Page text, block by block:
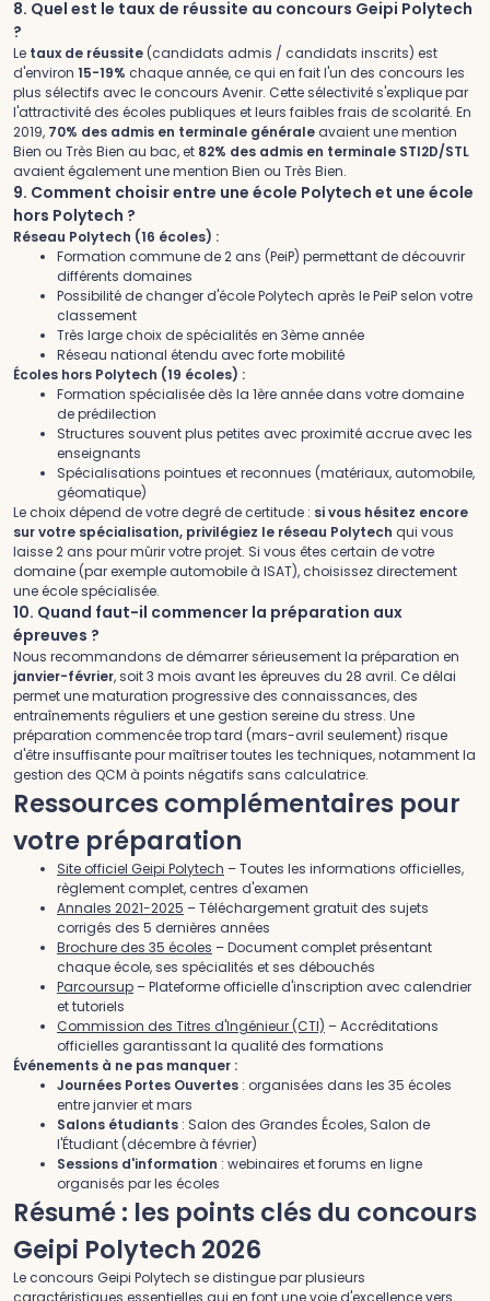
8. Quel est le taux de réussite au concours Geipi Polytech
?
Le taux de réussite (candidats admis / candidats inscrits) est
d'environ 15-19% chaque année, ce qui en fait l'un des concours les
plus sélectifs avec le concours Avenir. Cette sélectivité s'explique par
l'attractivité des écoles publiques et leurs faibles frais de scolarité. En
2019, 70% des admis en terminale généraleavaient une mention
Bien ou Très Bien au bac, et 82% des admis en terminale STI2D/STL
avaient également une mention Bien ou Très Bien.
9. Comment choisir entre une école Polytech et une école
hors Polytech ?
Réseau Polytech (16 écoles) :
Formation commune de 2 ans (PeiP) permettant de découvrir
différents domaines
Possibilité de changer d'école Polytech après le PeiP selon votre
classement
Très large choix de spécialités en 3ème année
Réseau national étendu avec forte mobilité
Écoles hors Polytech (19 écoles) :
Formation spécialisée dès la 1ère année dans votre domaine
de prédilection
Structures souvent plus petites avec proximité accrue avec les
enseignants
Spécialisations pointues et reconnues (matériaux, automobile,
géomatique)
Le choix dépend de votre degré de certitude : si vous hésitez encore
sur votre spécialisation, privilégiez le réseau Polytech qui vous
laisse 2 ans pour mûrir votre projet. Si vous êtes certain de votre
domaine (par exemple automobile à ISAT), choisissez directement
une école spécialisée.
10. Quand faut-il commencer la préparation aux
épreuves ?
Nous recommandons de démarrer sérieusement la préparation en
janvier-février, soit 3 mois avant les épreuves du 28 avril. Ce délai
permet une maturation progressive des connaissances, des
entraînements réguliers et une gestion sereine du stress. Une
préparation commencée trop tard (mars-avril seulement) risque
d'être insuffisante pour maîtriser toutes les techniques, notamment la
gestion des QCM à points négatifs sans calculatrice.
Ressources complémentaires pour
votre préparation
Site officiel Geipi Polytech – Toutes les informations officielles,
règlement complet, centres d'examen
Annales 2021-2025 – Téléchargement gratuit des sujets
corrigés des 5 dernières années
Brochure des 35 écoles – Document complet présentant
chaque école, ses spécialités et ses débouchés
Parcoursup – Plateforme officielle d'inscription avec calendrier
et tutoriels
Commission des Titres d'Ingénieur (CTI) – Accréditations
officielles garantissant la qualité des formations
Événements à ne pas manquer :
Journées Portes Ouvertes : organisées dans les 35 écoles
entre janvier et mars
Salons étudiants : Salon des Grandes Écoles, Salon de
l'Étudiant (décembre à février)
Sessions d'information : webinaires et forums en ligne
organisés par les écoles
Résumé : les points clés du concours
Geipi Polytech 2026
Le concours Geipi Polytech se distingue par plusieurs
caractéristiques essentielles qui en font une voie d'excellence vers